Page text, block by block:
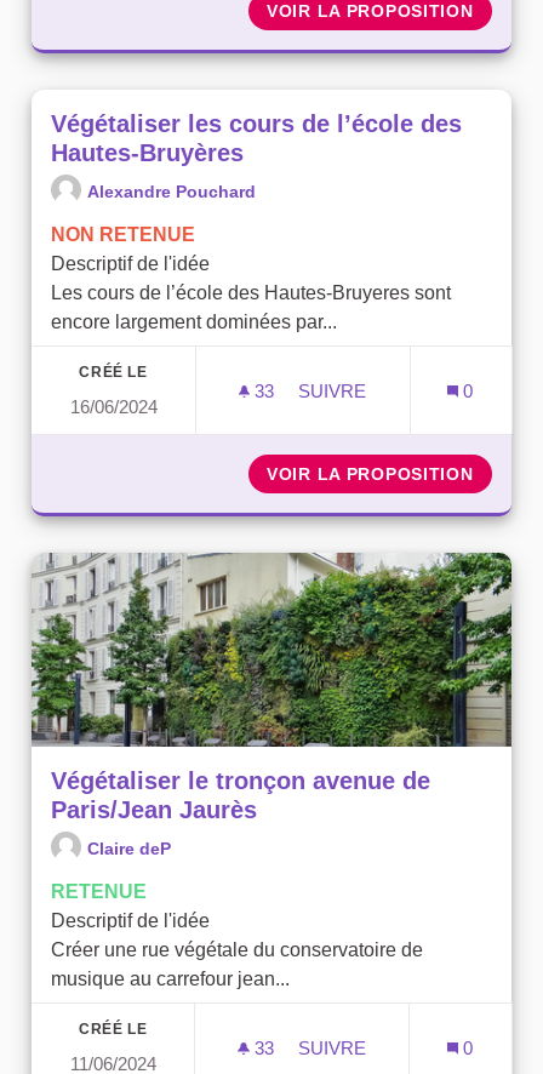
VOIR LA PROPOSITION
Végétaliser les cours de l’école des
Hautes-Bruyères
Alexandre Pouchard
NON RETENUE
Descriptif de l'idée
Les cours de l’école des Hautes-Bruyeres sont
encore largement dominées par...
CRÉÉ LE
16/06/2024
33 33 ABONNÉS
SUIVRE
0
VOIR LA PROPOSITION
Végétaliser le tronçon avenue de
Paris/Jean Jaurès
Claire deP
RETENUE
Descriptif de l'idée
Créer une rue végétale du conservatoire de
musique au carrefour jean...
CRÉÉ LE
11/06/2024
33 33 ABONNÉS
SUIVRE
0